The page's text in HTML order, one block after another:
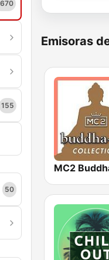
155
50
Emisoras